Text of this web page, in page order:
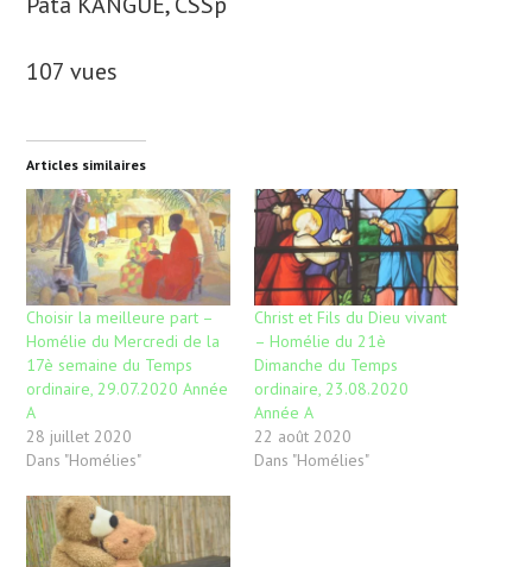
107 vues
Articles similaires
Choisir la meilleure part –
Homélie du Mercredi de la
17è semaine du Temps
ordinaire, 29.07.2020 Année
A
28 juillet 2020
Dans "Homélies"
Christ et Fils du Dieu vivant
– Homélie du 21è
Dimanche du Temps
ordinaire, 23.08.2020
Année A
22 août 2020
Dans "Homélies"